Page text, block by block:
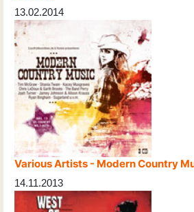
13.02.2014
Various Artists - Modern Country
14.11.2013